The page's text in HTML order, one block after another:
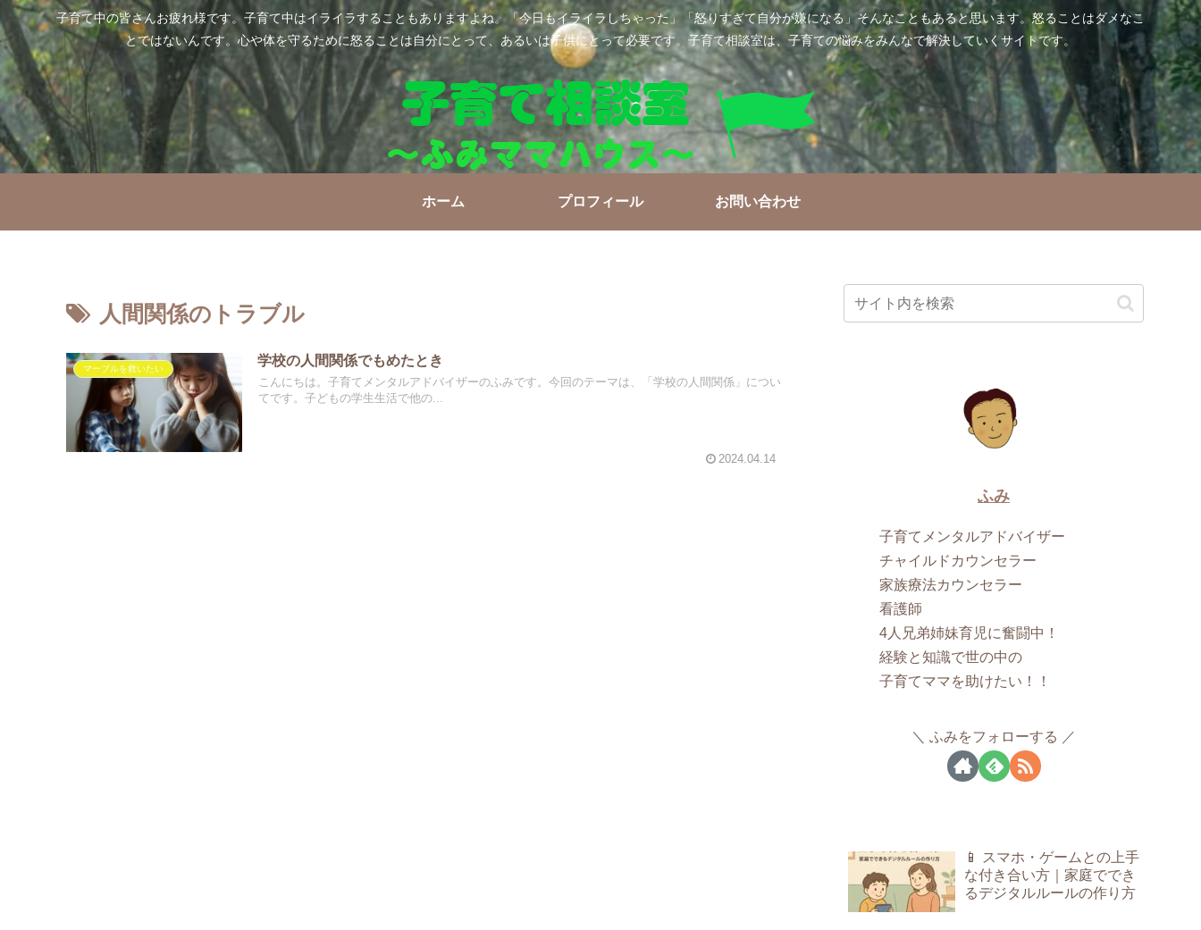
子育て中の皆さんお疲れ様です。子育て中はイライラすることもありますよね。「今日もイライラしちゃった」「怒りすぎて自分が嫌になる」そんなこともあると思います。怒ることはダメなこ
とではないんです。心や体を守るために怒ることは自分にとって、あるいは子供にとって必要です。子育て相談室は、子育ての悩みをみんなで解決していくサイトです。
ホーム プロフィール お問い合わせ
人間関係のトラブル
マーブルを救いたい
学校の人間関係でもめたとき
こんにちは。子育てメンタルアドバイザーのふみです。今回のテーマは、「学校の人間関係」につい
てです。子どもの学生生活で他の...
2024.04.14
ふみ
子育てメンタルアドバイザー
チャイルドカウンセラー
家族療法カウンセラー
看護師
4人兄弟姉妹育児に奮闘中！
経験と知識で世の中の
子育てママを助けたい！！
ふみをフォローする
📱 スマホ・ゲームとの上手
な付き合い方｜家庭ででき
るデジタルルールの作り方